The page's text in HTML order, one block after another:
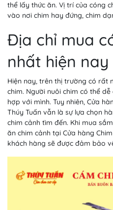
thể lấy thức ăn. Vị trí của cóng
vào nơi chim hay đứng, chim
Địa chỉ mua
nhất hiện nay
Hiện nay, trên thị trường có rất
chim. Người nuôi chim có thể
hợp với mình. Tuy nhiên, Cửa
Thúy Tuấn vẫn là sự lựa chọn
chim cảnh tìm đến. Khi mua
ăn chim cảnh tại Cửa hàng
khách hàng sẽ được đảm bảo